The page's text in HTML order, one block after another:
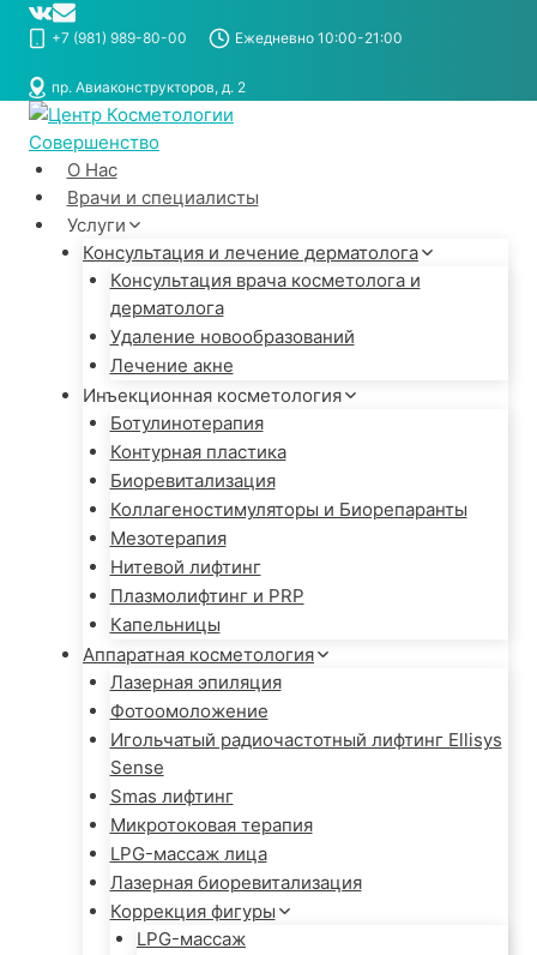
Перейти
+7 (981) 989-80-00 Ежедневно 10:00-21:00
пр. Авиаконструкторов, д. 2
О Нас
Врачи и специалисты
Услуги
Консультация и лечение дерматолога
Консультация врача косметолога и
дерматолога
Удаление новообразований
Лечение акне
Инъекционная косметология
Ботулинотерапия
Контурная пластика
Биоревитализация
Коллагеностимуляторы и Биорепаранты
Мезотерапия
Нитевой лифтинг
Плазмолифтинг и PRP
Капельницы
Аппаратная косметология
Лазерная эпиляция
Фотоомоложение
Игольчатый радиочастотный лифтинг Ellisys
Sense
Smas лифтинг
Микротоковая терапия
LPG-массаж лица
Лазерная биоревитализация
Коррекция фигуры
LPG-массаж